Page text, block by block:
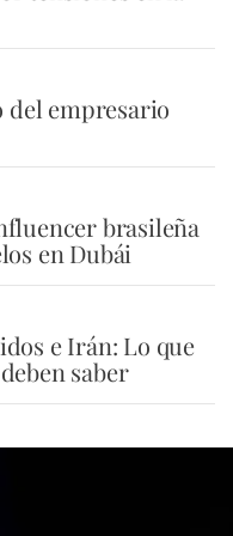
del empresario
brasileña
en Dubái
e Irán: Lo que
saber